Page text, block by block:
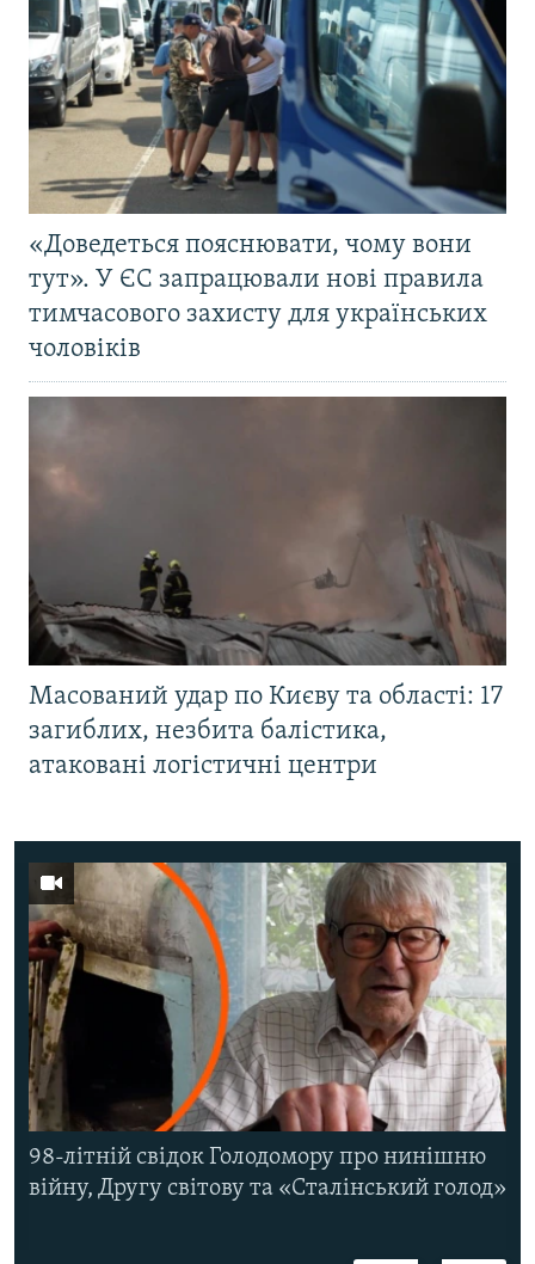
«Доведеться пояснювати, чому вони
тут». У ЄС запрацювали нові правила
тимчасового захисту для українських
чоловіків
Масований удар по Києву та області: 17
загиблих, незбита балістика,
атаковані логістичні центри
98-літній свідок Голодомору про нинішню
війну, Другу світову та «Сталінський голод»